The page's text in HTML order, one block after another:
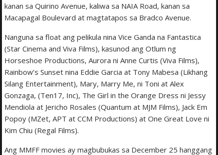
kanan sa Quirino Avenue, kaliwa sa NAIA Road, kanan sa
Macapagal Boulevard at magtatapos sa Bradco Avenue.
Nanguna sa float ang pelikula nina Vice Ganda na Fantastica
(Star Cinema and Viva Films), kasunod ang Otlum ng
Horseshoe Productions, Aurora ni Anne Curtis (Viva Films),
Rainbow’s Sunset nina Eddie Garcia at Tony Mabesa (Likhang
Silang Entertainment), Mary, Marry Me, ni Toni at Alex
Gonzaga, (Ten17, Inc), The Girl in the Orange Dress ni Jessy
Mendiola at Jericho Rosales (Quantum at MJM Films), Jack Em
Popoy (MZet, APT at CCM Productions) at One Great Love ni
Kim Chiu (Regal Films).
Ang MMFF movies ay magbubukas sa December 25 hanggang